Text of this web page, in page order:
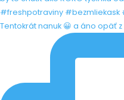
Tentokrát nanuk 😀 a áno opäť